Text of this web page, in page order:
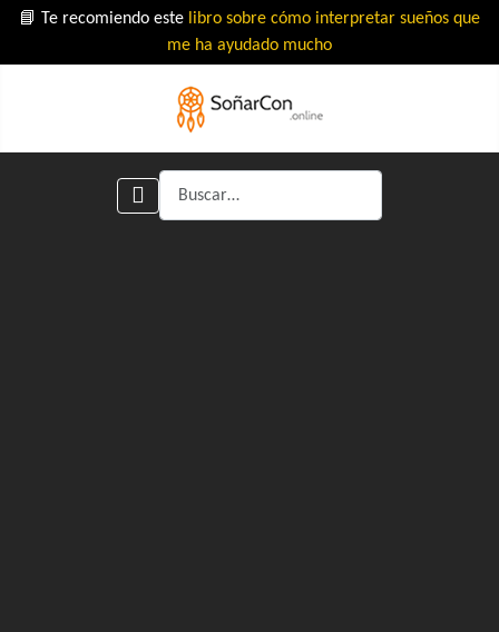
📘 Te recomiendo este libro sobre cómo interpretar sueños que
me ha ayudado mucho
Buscar